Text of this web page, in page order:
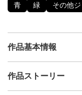
青 緑 その他
作品基本情報
出品者
作品ストーリー